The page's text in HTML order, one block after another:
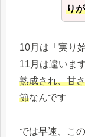
り
10月は「実り
11月は違いま
熟成され、甘
節なんです
では早速、こ